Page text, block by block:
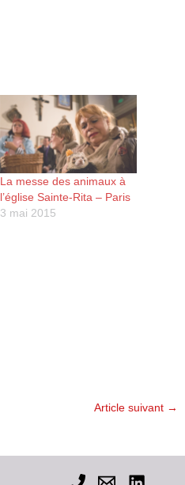
La messe des animaux à
l’église Sainte-Rita – Paris
3 mai 2015
Article suivant →